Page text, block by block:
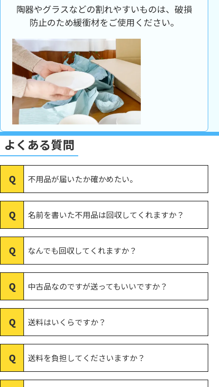
陶器やグラスなどの割れやすいものは、破損
防止のため緩衝材をご使用ください。
よくある質問
不用品が届いたか確かめたい。
名前を書いた不用品は回収してくれますか？
なんでも回収してくれますか？
中古品なのですが送ってもいいですか？
送料はいくらですか？
送料を負担してくださいますか？